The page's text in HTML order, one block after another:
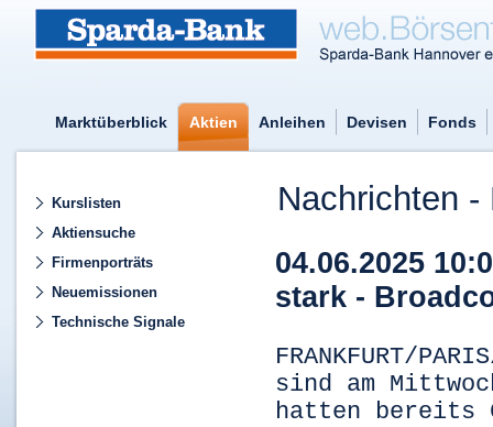
Marktüberblick Aktien Anleihen Devisen Fonds
Kurslisten
Aktiensuche
Firmenporträts
Neuemissionen
Technische Signale
Nachrichten
04.06.2025
stark -
FRANKFURT/
sind am
hatten bereits